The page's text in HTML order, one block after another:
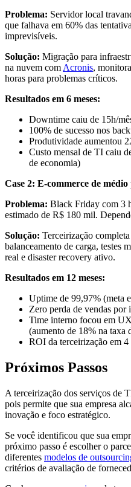
Problema: Servidor local
que falhava em 60% das
imprevisíveis.
Solução: Migração para
na nuvem comAcronis,
horas para problemas críticos.
Resultados em 6 meses:
Downtime caiu de 15h/
100% de sucesso nos
Produtividade aumentou
Custo mensal de TI caiu
de economia)
Case 2: E-commerce de
Problema: Black Friday com 3
estimado de R$ 180 mil.
Solução: Terceirização
balanceamento de carga, testes
real e disaster recovery ativo.
Resultados em 12 meses:
Uptime de 99,97% (meta
Zero perda de vendas por
Time interno focou em
(aumento de 18% na taxa
ROI da terceirização em 4
Próximos Passos
A terceirização dos serviços de
pois permite que sua empresa
inovação e foco estratégico.
Se você identificou que sua
próximo passo é escolher o
diferentes modelos de
critérios de avaliação de